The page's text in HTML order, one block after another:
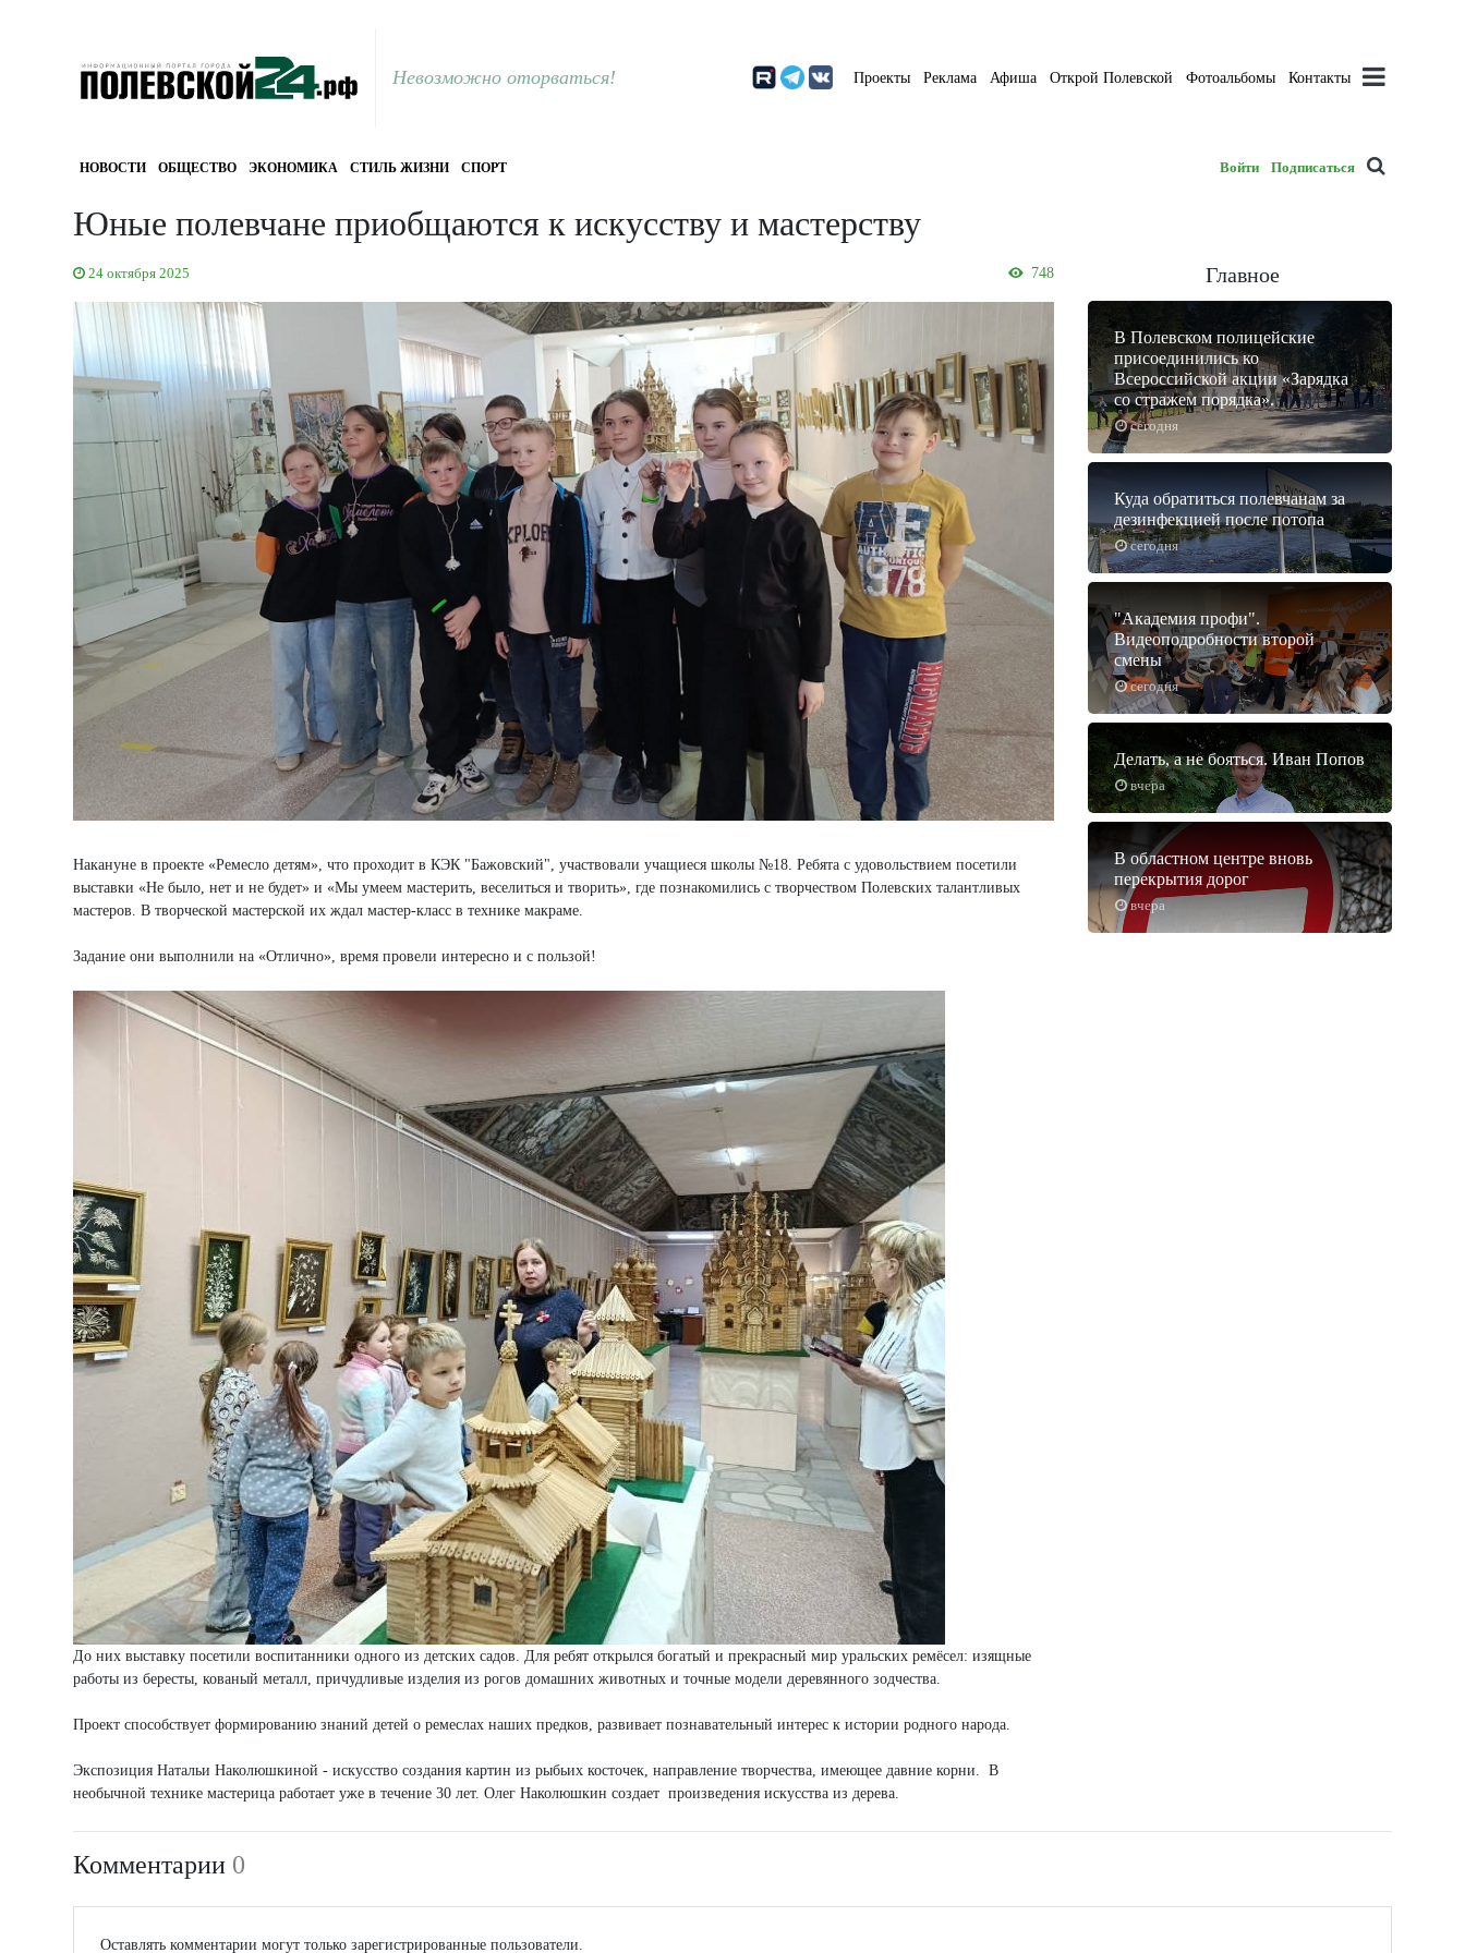
Невозможно оторваться! Проекты Реклама Афиша Открой Полевской Фотоальбомы Контакты
НОВОСТИ ОБЩЕСТВО ЭКОНОМИКА СТИЛЬ ЖИЗНИ СПОРТ Войти Подписаться
Юные полевчане приобщаются к искусству и мастерству
24 октября 2025 748
Накануне в проекте «Ремесло детям», что проходит в КЭК "Бажовский", участвовали учащиеся школы №18. Ребята с удовольствием посетили
выставки «Не было, нет и не будет» и «Мы умеем мастерить, веселиться и творить», где познакомились с творчеством Полевских талантливых
мастеров. В творческой мастерской их ждал мастер-класс в технике макраме.
Задание они выполнили на «Отлично», время провели интересно и с пользой!
До них выставку посетили воспитанники одного из детских садов. Для ребят открылся богатый и прекрасный мир уральских ремёсел: изящные
работы из бересты, кованый металл, причудливые изделия из рогов домашних животных и точные модели деревянного зодчества.
Проект способствует формированию знаний детей о ремеслах наших предков, развивает познавательный интерес к истории родного народа.
Экспозиция Натальи Наколюшкиной - искусство создания картин из рыбьих косточек, направление творчества, имеющее давние корни. В
необычной технике мастерица работает уже в течение 30 лет. Олег Наколюшкин создает произведения искусства из дерева.
Главное
сегодня
В Полевском полицейские
присоединились ко
Всероссийской акции «Зарядка
со стражем порядка».
сегодня
Куда обратиться полевчанам за
дезинфекцией после потопа
сегодня
"Академия профи".
Видеоподробности второй
смены
вчера
Делать, а не бояться. Иван Попов
вчера
В областном центре вновь
перекрытия дорог
Комментарии 0
Оставлять комментарии могут только зарегистрированные пользователи.